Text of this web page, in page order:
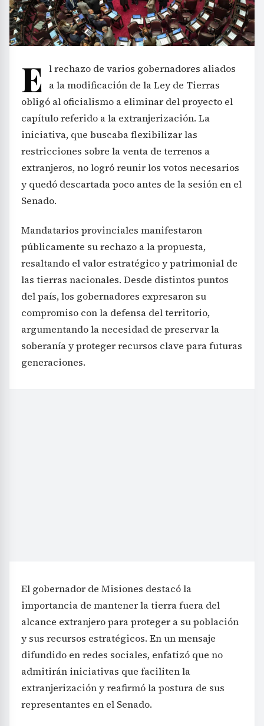
E l rechazo de varios gobernadores aliados
a la modificación de la Ley de Tierras
obligó al oficialismo a eliminar del proyecto el
capítulo referido a la extranjerización. La
iniciativa, que buscaba flexibilizar las
restricciones sobre la venta de terrenos a
extranjeros, no logró reunir los votos necesarios
y quedó descartada poco antes de la sesión en el
Senado.
Mandatarios provinciales manifestaron
públicamente su rechazo a la propuesta,
resaltando el valor estratégico y patrimonial de
las tierras nacionales. Desde distintos puntos
del país, los gobernadores expresaron su
compromiso con la defensa del territorio,
argumentando la necesidad de preservar la
soberanía y proteger recursos clave para futuras
generaciones.
El gobernador de Misiones destacó la
importancia de mantener la tierra fuera del
alcance extranjero para proteger a su población
y sus recursos estratégicos. En un mensaje
difundido en redes sociales, enfatizó que no
admitirán iniciativas que faciliten la
extranjerización y reafirmó la postura de sus
representantes en el Senado.